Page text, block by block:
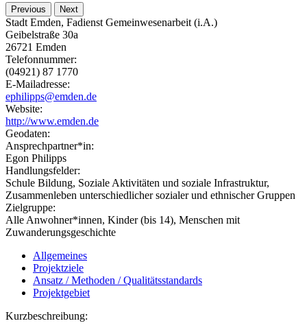
Previous Next
Stadt Emden, Fadienst Gemeinwesenarbeit (i.A.)
Geibelstraße 30a
26721 Emden
Telefonnummer:
(04921) 87 1770
E-Mailadresse:
ephilipps@emden.de
Website:
http://www.emden.de
Geodaten:
Ansprechpartner*in:
Egon Philipps
Handlungsfelder:
Schule Bildung, Soziale Aktivitäten und soziale Infrastruktur,
Zusammenleben unterschiedlicher sozialer und ethnischer Gruppen
Zielgruppe:
Alle Anwohner*innen, Kinder (bis 14), Menschen mit
Zuwanderungsgeschichte
Allgemeines
Projektziele
Ansatz / Methoden / Qualitätsstandards
Projektgebiet
Kurzbeschreibung: